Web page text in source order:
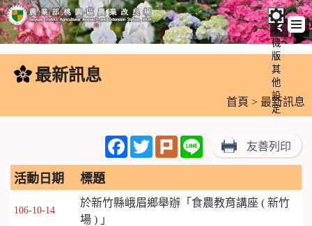
跳
內
手
機
版
其
他
設
定
最新訊息
首頁 > 最新訊息
FacebookTwitterPlurk Line 友善列印
活動日期 標題
106-10-14
於新竹縣峨眉鄉舉辦「食農教育講座 ( 新竹
場 ) 」